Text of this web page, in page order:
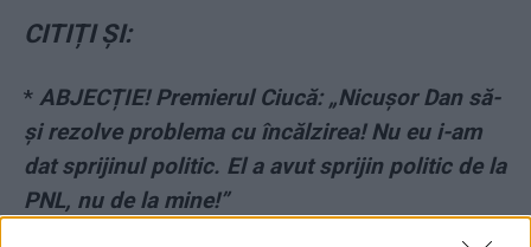
CITIȚI ȘI:
* ABJECȚIE! Premierul Ciucă: „Nicușor Dan să-
și rezolve problema cu încălzirea! Nu eu i-am
dat sprijinul politic. El a avut sprijin politic de la
PNL, nu de la mine!”